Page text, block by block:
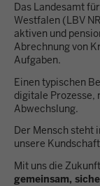
Das Landesamt
Westfalen (LBV
aktiven und
Abrechnung von
Aufgaben.
Einen typischen
digitale Prozesse,
Abwechslung.
Der Mensch steht
unsere
Mit uns die
gemeinsam,